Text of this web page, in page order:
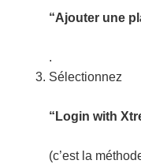
“Ajouter une
.
Sélectionnez
“Login with
(c’est la